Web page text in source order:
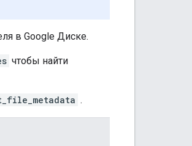
в Google Диске.
чтобы найти
.